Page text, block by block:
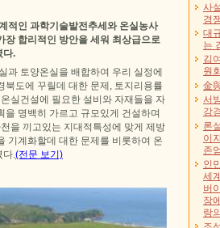
적인 과학기술발전추세와 온실농사
합리적인 방안을 세워 최상급으로
다.
과 토양온실을 배합하여 우리 실정에
도에 꾸릴데 대한 문제, 토지리용률
실건설에 필요한 설비와 자재들을 자
명백히 가르고 규모있게 건설하며
을 끼고있는 지대적특성에 맞게 제방
기계화할데 대한 문제를 비롯하여 온
. (전문 보기)
사
경
대
는
김
원
金
서
강
론
이
존
인
세
버
장
랑